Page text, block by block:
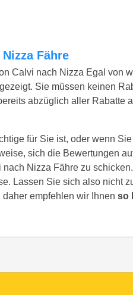
Fähre
Calvi nach Nizza Egal von
Sie müssen keinen
abzüglich aller Rabatte
für Sie ist, oder wenn
sich die Bewertungen
Nizza Fähre zu
Lassen Sie sich also nicht
empfehlen wir Ihnen so